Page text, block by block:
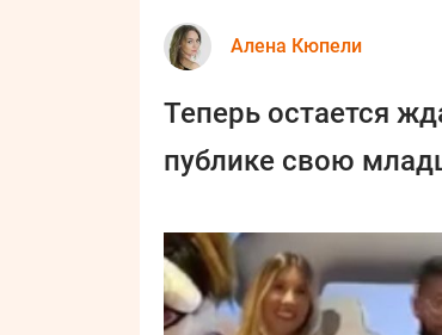
Алена Кюпели
Теперь остается
публике свою